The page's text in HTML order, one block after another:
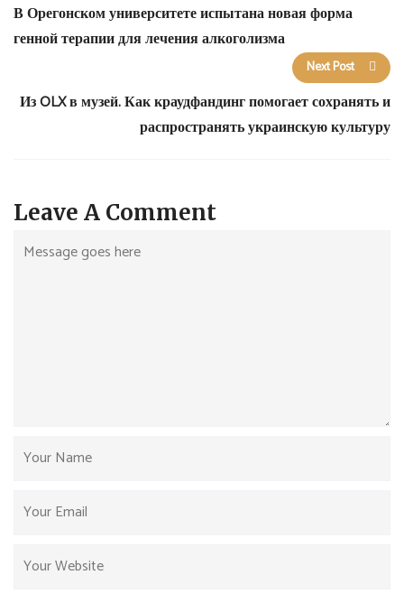
В Орегонском университете испытана новая форма
генной терапии для лечения алкоголизма
Next Post
Из OLX в музей. Как краудфандинг помогает сохранять и
распространять украинскую культуру
Leave A Comment